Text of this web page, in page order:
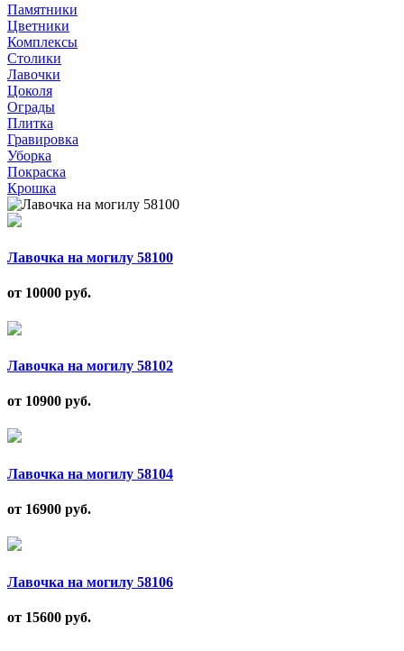
Памятники
Цветники
Комплексы
Столики
Лавочки
Цоколя
Ограды
Плитка
Гравировка
Уборка
Покраска
Крошка
Лавочка на могилу 58100
от 10000 руб.
Лавочка на могилу 58102
от 10900 руб.
Лавочка на могилу 58104
от 16900 руб.
Лавочка на могилу 58106
от 15600 руб.